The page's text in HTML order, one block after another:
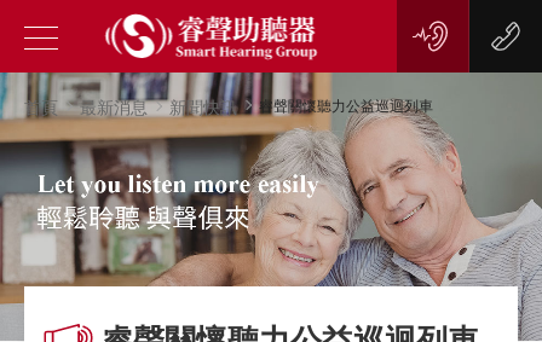
首頁 最新消息 新聞快訊 睿聲關懷聽力公益巡迴列車